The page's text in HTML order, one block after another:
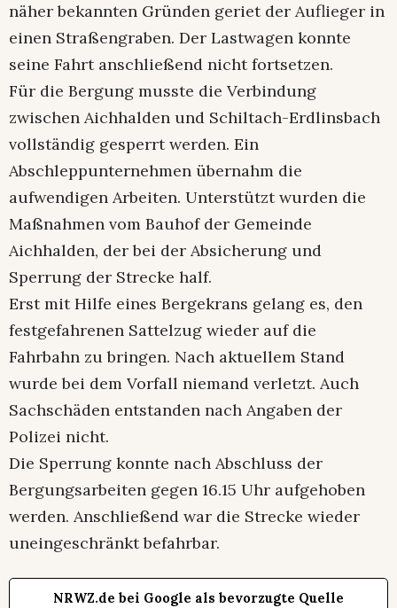
näher bekannten Gründen geriet der Auflieger in
einen Straßengraben. Der Lastwagen konnte
seine Fahrt anschließend nicht fortsetzen.
Für die Bergung musste die Verbindung
zwischen Aichhalden und Schiltach-Erdlinsbach
vollständig gesperrt werden. Ein
Abschleppunternehmen übernahm die
aufwendigen Arbeiten. Unterstützt wurden die
Maßnahmen vom Bauhof der Gemeinde
Aichhalden, der bei der Absicherung und
Sperrung der Strecke half.
Erst mit Hilfe eines Bergekrans gelang es, den
festgefahrenen Sattelzug wieder auf die
Fahrbahn zu bringen. Nach aktuellem Stand
wurde bei dem Vorfall niemand verletzt. Auch
Sachschäden entstanden nach Angaben der
Polizei nicht.
Die Sperrung konnte nach Abschluss der
Bergungsarbeiten gegen 16.15 Uhr aufgehoben
werden. Anschließend war die Strecke wieder
uneingeschränkt befahrbar.
NRWZ.de bei Google als bevorzugte Quelle